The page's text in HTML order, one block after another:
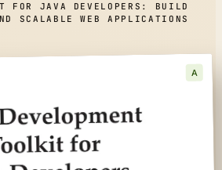
FOR JAVA DEVELOPERS: BUILD
SCALABLE WEB APPLICATIONS
A